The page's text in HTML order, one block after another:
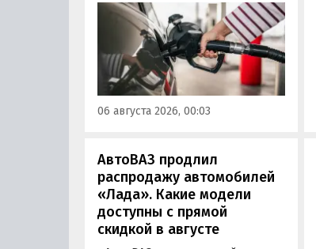
отпускаемого топлива. Это
позволит автовладельцам
осознанно выбрать топливо
определенного класса — от
«Евро-2» до «Евро-5»,
сообщили в Минэнерго РФ.
06 августа 2026, 00:03
АвтоВАЗ продлил
распродажу автомобилей
«Лада». Какие модели
доступны с прямой
скидкой в августе